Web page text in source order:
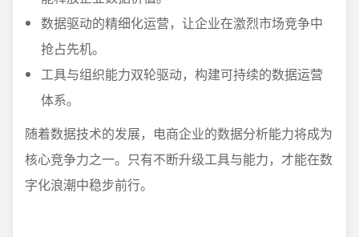
数据驱动的精细化运营，让企业在激烈市场竞争中
抢占先机。
工具与组织能力双轮驱动，构建可持续的数据运营
体系。
随着数据技术的发展，电商企业的数据分析能力将成为
核心竞争力之一。只有不断升级工具与能力，才能在数
字化浪潮中稳步前行。